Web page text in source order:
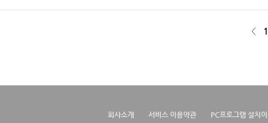
< 1
회사소개 서비스 이용약관 PC프로그램 설치